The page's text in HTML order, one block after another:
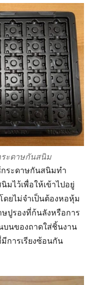
ระดาษกันสนิม
ระดาษกันสนิมทำ
ไว้เพื่อให้เข้าไปอยู่
ยไม่จำเป็นต้องหอหุ้ม
ปูรองที่ก้นลังหรือการ
นของถาดใส่ชิ้นงาน
การเรียงซ้อนกัน